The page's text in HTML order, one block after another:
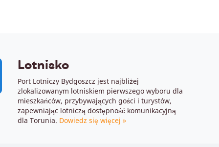
Lotnisko
Port Lotniczy Bydgoszcz jest najbliżej
zlokalizowanym lotniskiem pierwszego wyboru dla
mieszkańców, przybywających gości i turystów,
zapewniając lotniczą dostępność komunikacyjną
dla Torunia. Dowiedz się więcej »